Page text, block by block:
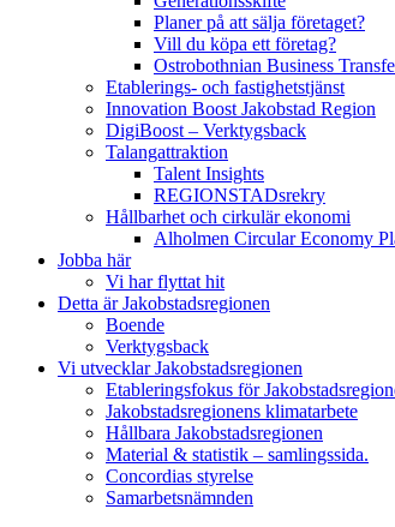
Planer på att sälja företaget?
Vill du köpa ett företag?
Ostrobothnian Business
Etablerings- och fastighetstjänst
Innovation Boost Jakobstad Region
DigiBoost – Verktygsback
Talangattraktion
Talent Insights
REGIONSTADsrekry
Hållbarhet och cirkulär ekonomi
Alholmen Circular Economy
Jobba här
Vi har flyttat hit
Detta är Jakobstadsregionen
Boende
Verktygsback
Vi utvecklar Jakobstadsregionen
Etableringsfokus för
Jakobstadsregionens klimatarbete
Hållbara Jakobstadsregionen
Material & statistik – samlingssida.
Concordias styrelse
Samarbetsnämnden